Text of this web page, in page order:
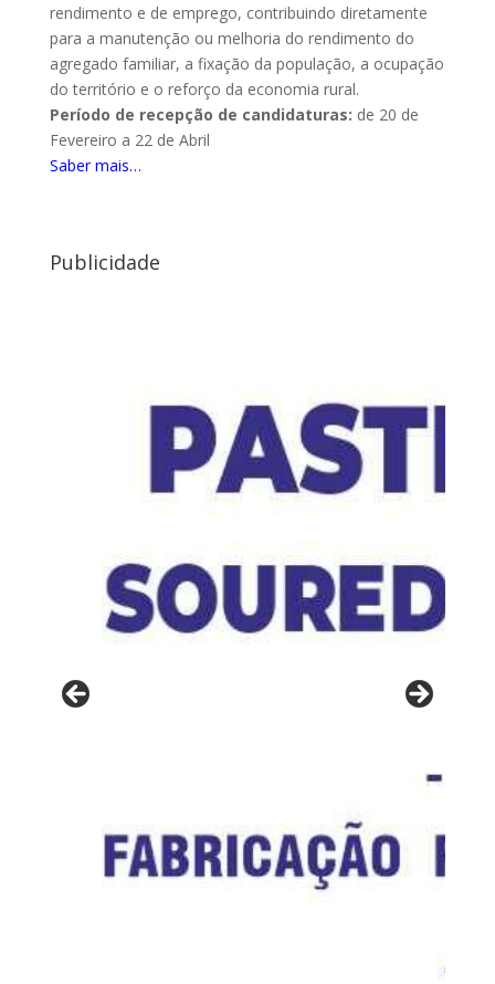
rendimento e de emprego, contribuindo diretamente
para a manutenção ou melhoria do rendimento do
agregado familiar, a fixação da população, a ocupação
do território e o reforço da economia rural.
Período de recepção de candidaturas: de 20 de
Fevereiro a 22 de Abril
Saber mais…
Publicidade